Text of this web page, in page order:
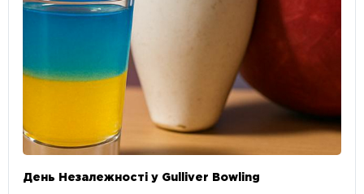
День Незалежності у Gulliver Bowling